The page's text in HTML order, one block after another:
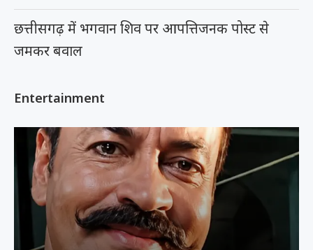
छत्तीसगढ़ में भगवान शिव पर आपत्तिजनक पोस्ट से
जमकर बवाल
Entertainment